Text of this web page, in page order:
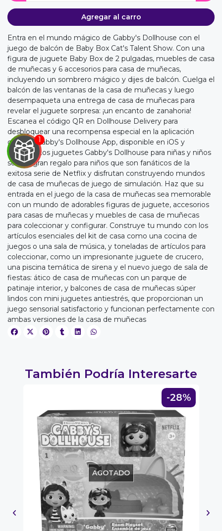
correo y
por
premios
Agregar al carro
Entra en el mundo mágico de Gabby's Dollhouse con el
juego de balcón de Baby Box Cat's Talent Show. Con una
figura de juguete Baby Box de 2 pulgadas, muebles de casa
de muñecas y 6 accesorios para casa de muñecas,
incluyendo un sombrero mágico y dijes de balcón. Cuelga el
balcón de las ventanas de la casa de muñecas y luego
desempaqueta una entrega de casa de muñecas para
revelar el juguete sorpresa: ¡un encanto de zanahoria!
Escanea el código QR en Dollhouse Delivery para
desbloquear una recompensa especial en la aplicación
gratuita Gabby's Dollhouse App, disponible en iOS y
Android. Los juguetes Gabby's Dollhouse para niñas y niños
son un gran regalo para niños que son fanáticos de la
exitosa serie de Netflix y disfrutan construyendo mundos
de casa de muñecas de juego de simulación. Haz que su
entrada en el juego de la casa de muñecas sea memorable
con un mundo de adorables figuras de juguete, accesorios
para casas de muñecas y muebles de casa de muñecas
para coleccionar y configurar. Construye tu mundo con los
artículos esenciales del kit de casa como una cocina de
juegos o una sala de música, y toneladas de artículos para
coleccionar, como un impresionante juguete de crucero,
una piscina temática de sirena y el nuevo juego de sala de
fiestas: ático de casa de muñecas con un parque de
patinaje interior, y balcones de casa de muñecas súper
lindos con mini juguetes antiestrés, que proporcionan un
juego sensorial satisfactorio y funcionan perfectamente con
ambas versiones de la casa de muñecas
También Podría Interesarte
-28%
AGOTADO